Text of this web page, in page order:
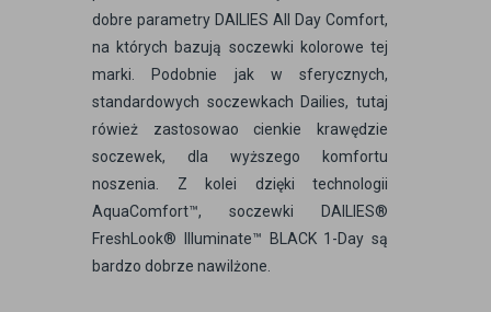
dobre parametry DAILIES All Day Comfort,
na których bazują soczewki kolorowe tej
marki. Podobnie jak w sferycznych,
standardowych soczewkach Dailies, tutaj
rówież zastosowao cienkie krawędzie
soczewek, dla wyższego komfortu
noszenia. Z kolei dzięki technologii
AquaComfort™, soczewki DAILIES®
FreshLook® Illuminate™ BLACK 1-Day są
bardzo dobrze nawilżone.